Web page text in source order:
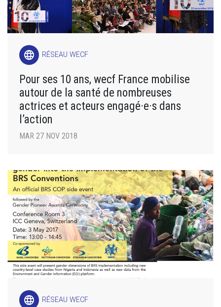
language RÉSEAU WECF
Pour ses 10 ans, wecf France mobilise
autour de la santé de nombreuses
actrices et acteurs engagé·e·s dans
l’action
MAR 27 NOV 2018
language RÉSEAU WECF